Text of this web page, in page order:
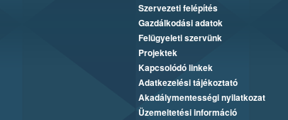
Szervezeti felépítés
Gazdálkodási adatok
Felügyeleti szervünk
Projektek
Kapcsolódó linkek
Adatkezelési tájékoztató
Akadálymentességi nyilatkozat
Üzemeltetési információ